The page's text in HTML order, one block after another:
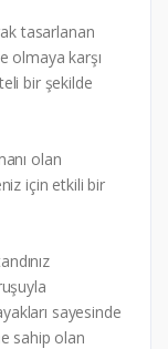
tasarlanan
olmaya karşı
bir şekilde
olan
için etkili bir
sayesinde
sahip olan